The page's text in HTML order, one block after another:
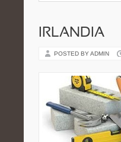
IRLANDIA
POSTED BY ADMIN